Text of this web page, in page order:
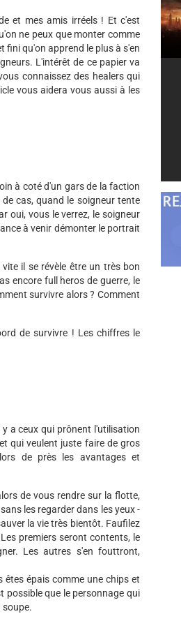
et mes amis irréels ! Et c'est
ne peux que monter comme
fini qu'on apprend le plus à s'en
L'intérêt de ce papier va
connaissez des healers qui
vous aidera vous aussi à les
à coté d'un gars de la faction
cas, quand le soigneur tente
oui, vous le verrez, le soigneur
à venir démonter le portrait
il se révèle être un très bon
encore full heros de guerre, le
survivre alors ? Comment
de survivre ! Les chiffres le
a ceux qui prônent l'utilisation
qui veulent juste faire de gros
de près les avantages et
de vous rendre sur la flotte,
les regarder dans les yeux -
la vie très bientôt. Faufilez
premiers seront contents, le
Les autres s'en fouttront,
épais comme une chips et
possible que le personnage qui
soupe.